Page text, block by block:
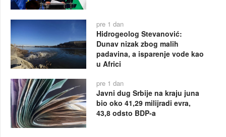
pre 1 dan
Hidrogeolog Stevanović:
Dunav nizak zbog malih
padavina, a isparenje vode kao
u Africi
pre 1 dan
Javni dug Srbije na kraju juna
bio oko 41,29 milijradi evra,
43,8 odsto BDP-a